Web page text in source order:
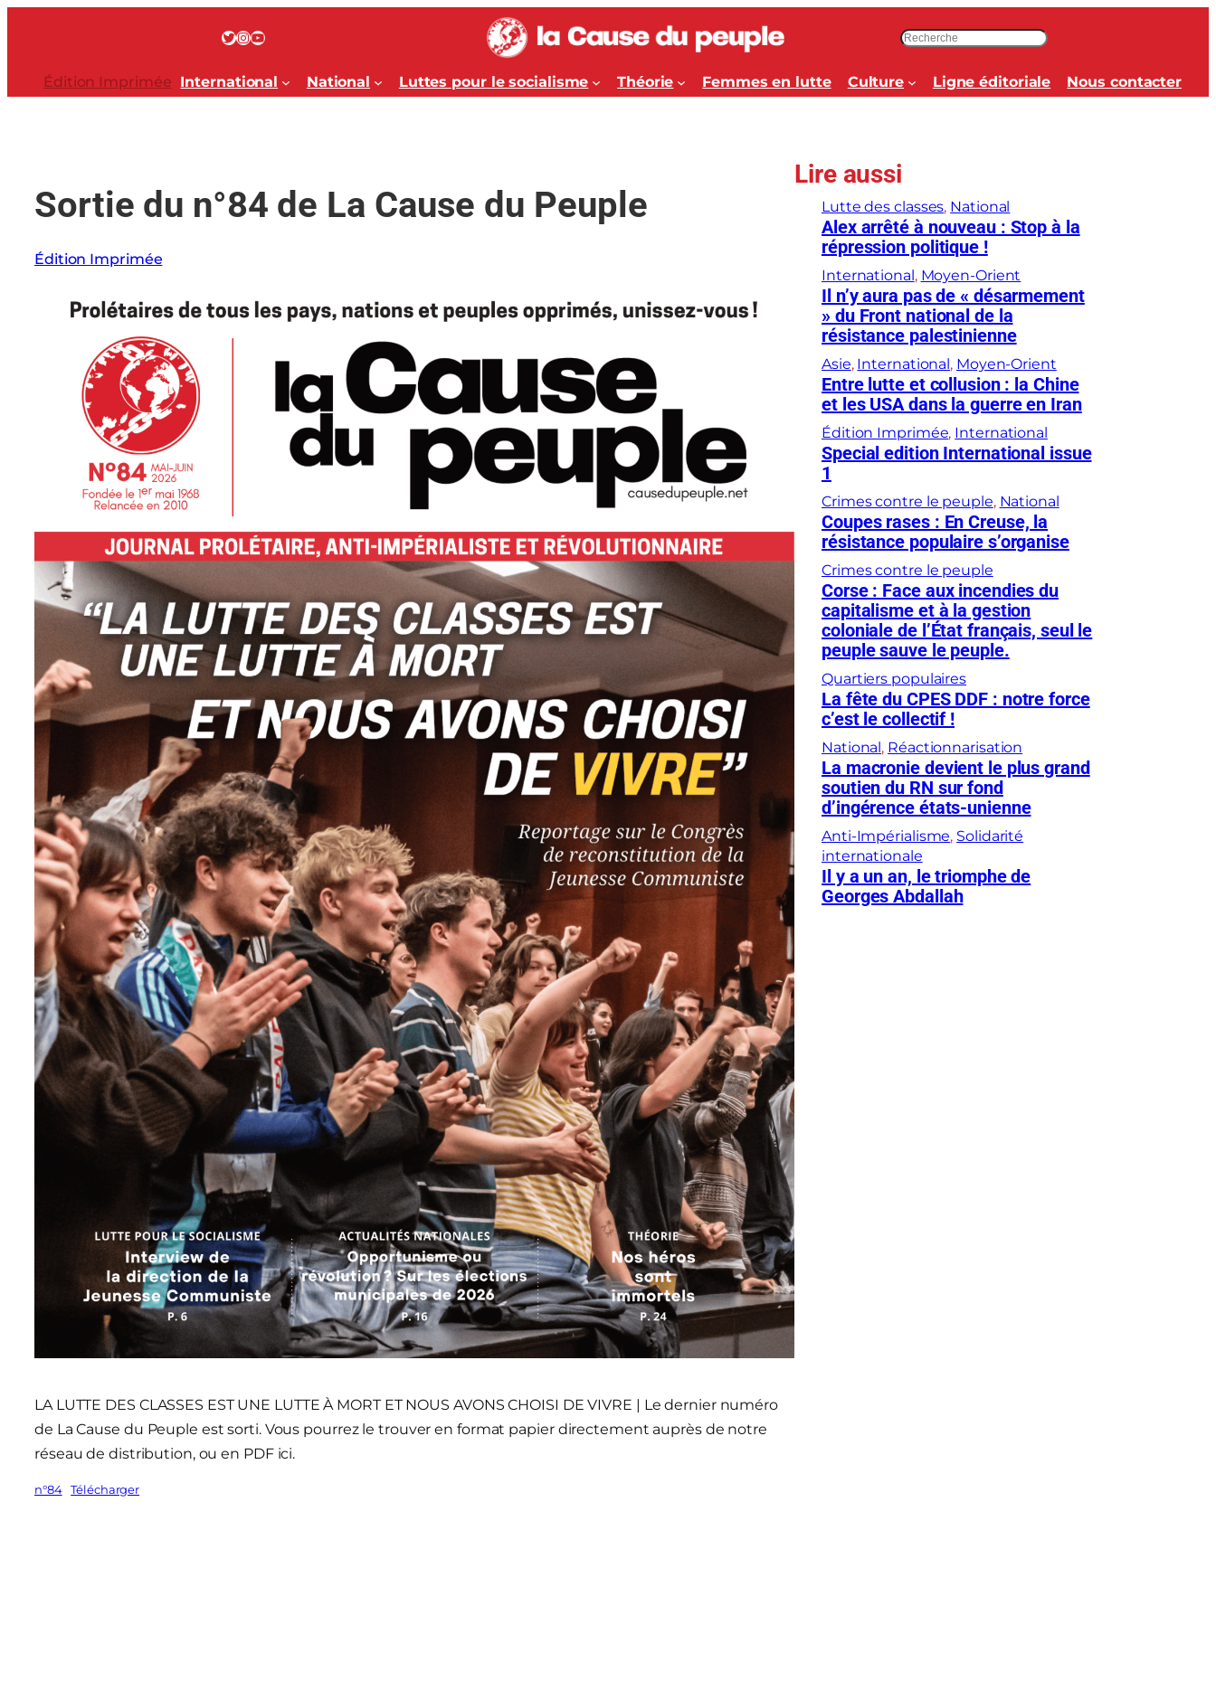
Twitter InstagramYouTube
c
h
h
r
Édition Imprimée International National Luttes pour le socialisme Théorie Femmes en lutte Culture Ligne éditoriale Nous contacter
Sortie du n°84 de La Cause du Peuple
Édition Imprimée
LA LUTTE DES CLASSES EST UNE LUTTE À MORT ET NOUS AVONS CHOISI DE VIVRE | Le dernier numéro
de La Cause du Peuple est sorti. Vous pourrez le trouver en format papier directement auprès de notre
réseau de distribution, ou en PDF ici.
n°84 Télécharger
Lire aussi
Lutte des classes, National
Alex arrêté à nouveau : Stop à la
répression politique !
International, Moyen-Orient
Il n’y aura pas de « désarmement
» du Front national de la
résistance palestinienne
Asie, International, Moyen-Orient
Entre lutte et collusion : la Chine
et les USA dans la guerre en Iran
Édition Imprimée, International
Special edition International issue
1
Crimes contre le peuple, National
Coupes rases : En Creuse, la
résistance populaire s’organise
Crimes contre le peuple
Corse : Face aux incendies du
capitalisme et à la gestion
coloniale de l’État français, seul le
peuple sauve le peuple.
Quartiers populaires
La fête du CPES DDF : notre force
c’est le collectif !
National, Réactionnarisation
La macronie devient le plus grand
soutien du RN sur fond
d’ingérence états-unienne
Anti-Impérialisme, Solidarité
internationale
Il y a un an, le triomphe de
Georges Abdallah